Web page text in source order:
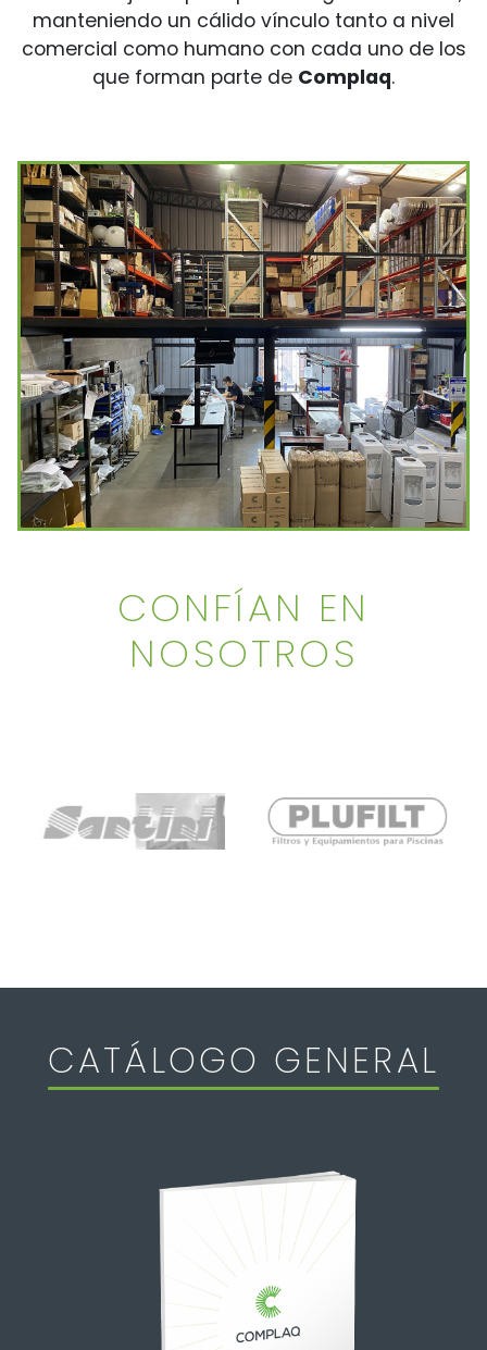
manteniendo un cálido vínculo tanto a nivel
comercial como humano con cada uno de los
que forman parte de Complaq.
CONFÍAN EN
NOSOTROS
CATÁLOGO GENERAL